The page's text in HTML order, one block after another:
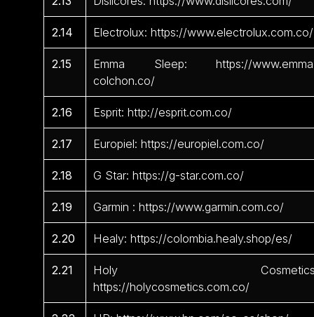
2.14 Electrolux: https://www.electrolux.com.co/
2.15
Emma Sleep: https://
colchon.co/
2.16 Esprit: http://esprit.com.co/
2.17 Europiel: https://europiel.com.co/
2.18 G Star: https://g-star.com.co/
2.19 Garmin : https://www.garmin.com.co/
2.20 Healy: https://colombia.healy.shop/es/
2.21
Holy
https://holycosmetics.com.co/